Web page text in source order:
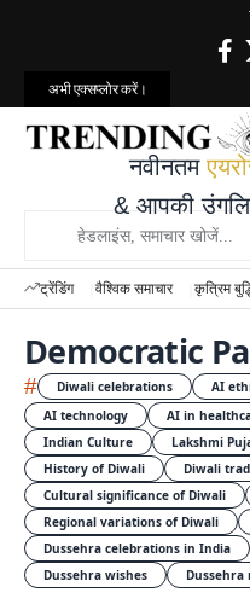
अभी एक्सप्लोर करें।
नवीनतम
& आपकी
ट्रेंडिंग वैश्विक समाचार कृत्रिम
Democratic
# Diwali celebrations AI
AI technology
AI in
Indian Culture
Lakshmi
History of Diwali
Diwali
Cultural significance of Diwali
Regional variations of Diwali
Dussehra celebrations in India
Dussehra wishes
Dussehra